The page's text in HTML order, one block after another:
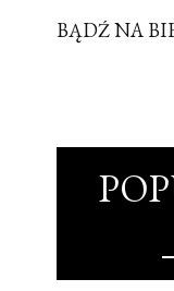
BĄDŹ NA